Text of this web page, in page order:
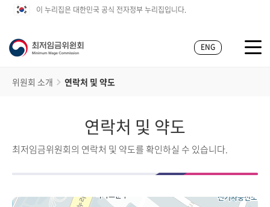
이 누리집은 대한민국 공식 전자정부 누리집입니다.
ENG
위원회 소개 연락처 및 약도
연락처 및 약도
최저임금위원회의 연락처 및 약도를 확인하실 수 있습니다.